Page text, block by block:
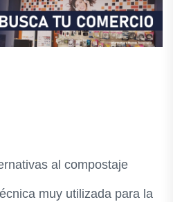
al compostaje
muy utilizada para la